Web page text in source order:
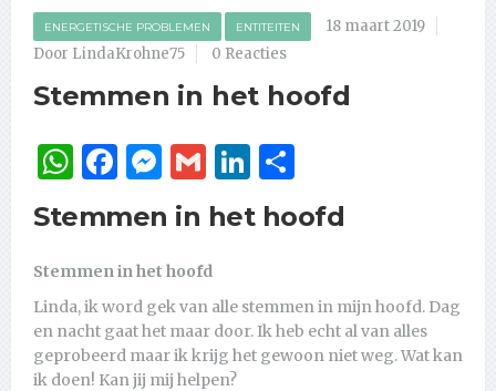
ENERGETISCHE PROBLEMEN ENTITEITEN
18 maart 2019
Door LindaKrohne75
0 Reacties
Stemmen in het hoofd
WhatsApp
Facebook
Messenger
GmailLinkedIn
Stemmen in het hoofd
Stemmen in het hoofd
Linda, ik word gek van alle stemmen in mijn hoofd. Dag
en nacht gaat het maar door. Ik heb echt al van alles
geprobeerd maar ik krijg het gewoon niet weg. Wat kan
ik doen! Kan jij mij helpen?